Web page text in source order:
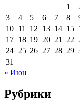
1
3
4 5 6 7 8
10 11 12 13 14 15
17 18 19 20 21 22
24 25 26 27 28 29
31
« Июн
Рубрики